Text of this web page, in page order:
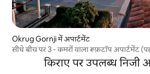
Okrug Gornji में अपार्टमेंट
सीधे बीच पर 3 - कमरों वाला रूफ़टॉप अपार्टमेंट
किराए पर उपलब्ध निजी